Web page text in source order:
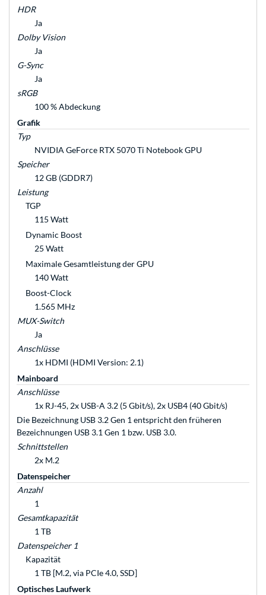
HDR
Ja
Dolby Vision
Ja
G-Sync
Ja
sRGB
100 % Abdeckung
Grafik
Typ
NVIDIA GeForce RTX 5070 Ti Notebook GPU
Speicher
12 GB (GDDR7)
Leistung
TGP
115 Watt
Dynamic Boost
25 Watt
Maximale Gesamtleistung der GPU
140 Watt
Boost-Clock
1.565 MHz
MUX-Switch
Ja
Anschlüsse
1x HDMI (HDMI Version: 2.1)
Mainboard
Anschlüsse
1x RJ-45, 2x USB-A 3.2 (5 Gbit/s), 2x USB4 (40 Gbit/s)
Die Bezeichnung USB 3.2 Gen 1 entspricht den früheren
Bezeichnungen USB 3.1 Gen 1 bzw. USB 3.0.
Schnittstellen
2x M.2
Datenspeicher
Anzahl
1
Gesamtkapazität
1 TB
Datenspeicher 1
Kapazität
1 TB [M.2, via PCIe 4.0, SSD]
Optisches Laufwerk